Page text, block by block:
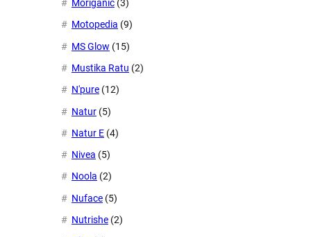
Moriganic (3)
Motopedia (9)
MS Glow (15)
Mustika Ratu (2)
N'pure (12)
Natur (5)
Natur E (4)
Nivea (5)
Noola (2)
Nuface (5)
Nutrishe (2)